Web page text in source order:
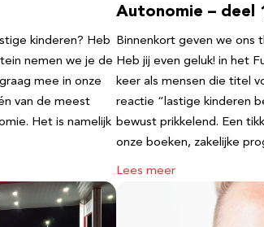
kinderen? Heb
nemen we je de
mee in onze
van de meest
Het is namelijk
Autonomie – deel
Binnenkort geven we ons
Heb jij even geluk! in het
keer als mensen die titel
reactie “lastige kinderen
bewust prikkelend. Een
onze boeken, zakelijke
Lees meer